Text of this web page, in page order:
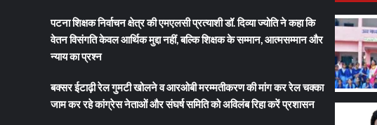
पटना शिक्षक निर्वाचन क्षेत्र की एमएलसी प्रत्याशी डॉ. दिव्या ज्योति ने कहा कि
वेतन विसंगति केवल आर्थिक मुद्दा नहीं, बल्कि शिक्षक के सम्मान, आत्मसम्मान और
न्याय का प्रश्न
बक्सर ईटाढ़ी रेल गुमटी खोलने व आरओबी मरम्मतीकरण की मांग कर रेल चक्का
जाम कर रहे कांग्रेस नेताओं और संघर्ष समिति को अविलंब रिहा करें प्रशासन